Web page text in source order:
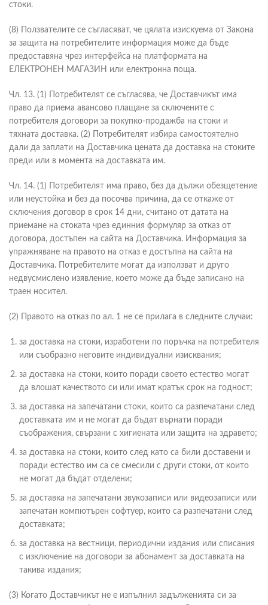
стоки.
(8) Ползвателите се съгласяват, че цялата изискуема от Закона
за защита на потребителите информация може да бъде
предоставяна чрез интерфейса на платформата на
ЕЛЕКТРОНЕН МАГАЗИН или електронна поща.
Чл. 13. (1) Потребителят се съгласява, че Доставчикът има
право да приема авансово плащане за сключените с
потребителя договори за покупко-продажба на стоки и
тяхната доставка. (2) Потребителят избира самостоятелно
дали да заплати на Доставчика цената да доставка на стоките
преди или в момента на доставката им.
Чл. 14. (1) Потребителят има право, без да дължи обезщетение
или неустойка и без да посочва причина, да се откаже от
сключения договор в срок 14 дни, считано от датата на
приемане на стоката чрез единния формуляр за отказ от
договора, достъпен на сайта на Доставчика. Информация за
упражняване на правото на отказ е достъпна на сайта на
Доставчика. Потребителите могат да използват и друго
недвусмислено изявление, което може да бъде записано на
траен носител.
(2) Правото на отказ по ал. 1 не се прилага в следните случаи:
за доставка на стоки, изработени по поръчка на потребителя
или съобразно неговите индивидуални изисквания;
за доставка на стоки, които поради своето естество могат
да влошат качеството си или имат кратък срок на годност;
за доставка на запечатани стоки, които са разпечатани след
доставката им и не могат да бъдат върнати поради
съображения, свързани с хигиената или защита на здравето;
за доставка на стоки, които след като са били доставени и
поради естество им са се смесили с други стоки, от които
не могат да бъдат отделени;
за доставка на запечатани звукозаписи или видеозаписи или
запечатан компютърен софтуер, които са разпечатани след
доставката;
за доставка на вестници, периодични издания или списания
с изключение на договори за абонамент за доставката на
такива издания;
(3) Когато Доставчикът не e изпълнил задълженията си за